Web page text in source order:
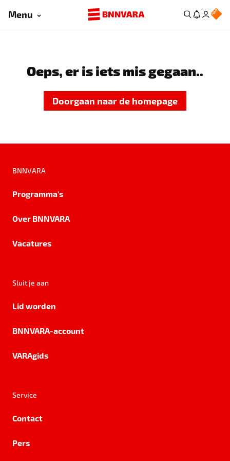
Menu
Oeps, er is iets mis gegaan..
Doorgaan naar de homepage
BNNVARA
Programma's
Over BNNVARA
Vacatures
Sluit je aan
Lid worden
BNNVARA-account
VARAgids
Service
Contact
Pers